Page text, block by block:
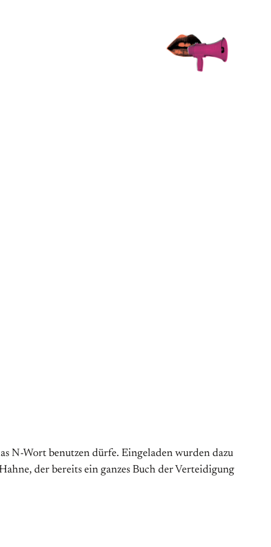
N-Wort benutzen dürfe. Eingeladen wurden dazu
der bereits ein ganzes Buch der Verteidigung